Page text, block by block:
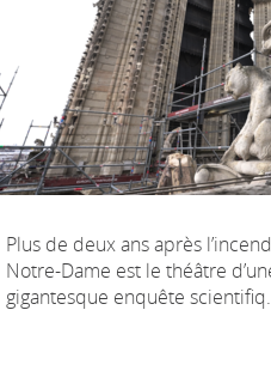
Plus de deux ans après
Notre-Dame est le théâtre
gigantesque enquête